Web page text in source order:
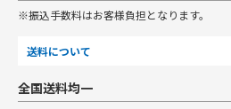
※振込手数料はお客様負担となります。
送料について
全国送料均一